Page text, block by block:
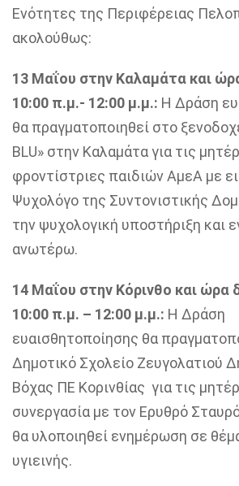
Ενότητες της Περιφέρειας
ακολούθως:
13 Μαΐου στην Καλαμάτα και
10:00 π.μ.- 12:00 μ.μ.: Η Δράση
θα πραγματοποιηθεί στο
BLU» στην Καλαμάτα για τις
φροντίστριες παιδιών ΑμεΑ με
Ψυχολόγο της Συντονιστικής
την ψυχολογική υποστήριξη και
ανωτέρω.
14 Μαΐου στην Κόρινθο και ώρα
10:00 π.μ. – 12:00 μ.μ.: Η Δράση
ευαισθητοποίησης θα
Δημοτικό Σχολείο Ζευγολατιού
Βόχας ΠΕ Κορινθίας για τις
συνεργασία με τον Ερυθρό
θα υλοποιηθεί ενημέρωση σε
υγιεινής.